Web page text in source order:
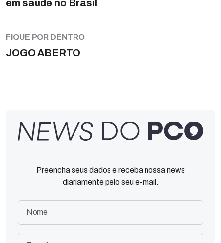
em saúde no Brasil
FIQUE POR DENTRO
JOGO ABERTO
Preencha seus dados e receba nossa news
diariamente pelo seu e-mail.